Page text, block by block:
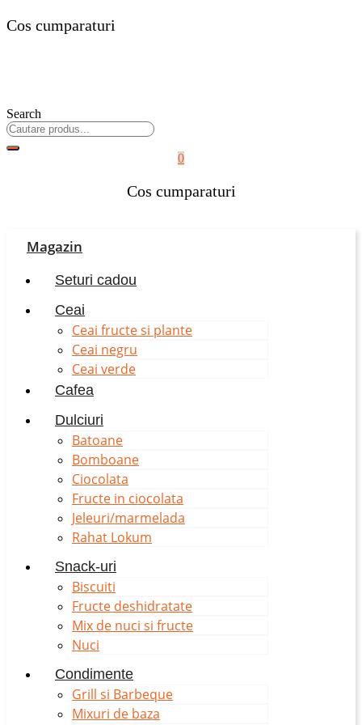
Cos cumparaturi
Search
0
Cos cumparaturi
Magazin
Seturi cadou
Ceai
Ceai fructe si plante
Ceai negru
Ceai verde
Cafea
Dulciuri
Batoane
Bomboane
Ciocolata
Fructe in ciocolata
Jeleuri/marmelada
Rahat Lokum
Snack-uri
Biscuiti
Fructe deshidratate
Mix de nuci si fructe
Nuci
Condimente
Grill si Barbeque
Mixuri de baza